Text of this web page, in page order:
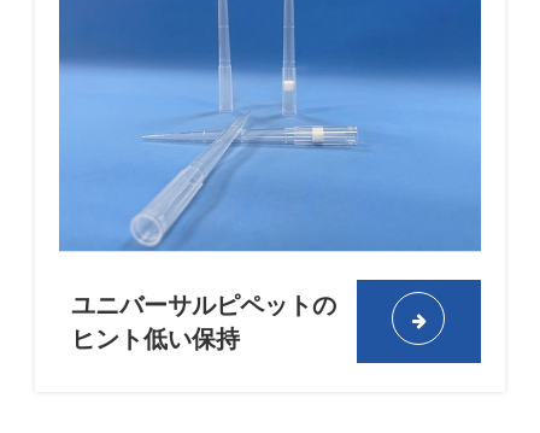
ユニバーサルピペットの
ヒント低い保持